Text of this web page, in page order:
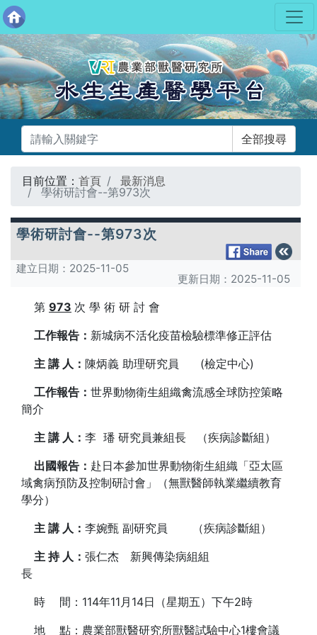
目前位置： 首頁
最新消息
學術研討會--第973次
學術研討會--第973次
建立日期： 2025-11-05
更新日期： 2025-11-05
第 973 次 學 術 研 討 會
工作報告： 新城病不活化疫苗檢驗標準修正評估
主 講 人： 陳炳義 助理研究員 (檢定中心)
工作報告： 世界動物衛生組織禽流感全球防控策略
簡介
主 講 人： 李 璠 研究員兼組長 （疾病診斷組）
出國報告： 赴日本參加世界動物衛生組織「亞太區
域禽病預防及控制研討會」（無獸醫師執業繼續教育
學分）
主 講 人： 李婉甄 副研究員 （疾病診斷組）
主 持 人： 張仁杰 新興傳染病組組
長
時 間：114年11月14日（星期五）下午2時
地 點：農業部獸醫研究所獸醫試驗中心1樓會議